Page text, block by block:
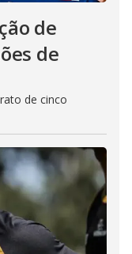
de
de
de cinco